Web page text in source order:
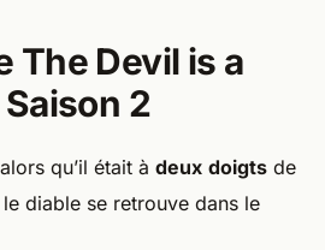
The Devil is a
2
alors qu’il était à deux doigts de
le diable se retrouve dans le